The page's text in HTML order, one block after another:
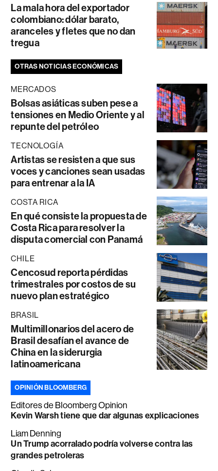
La mala hora del exportador
colombiano: dólar barato,
aranceles y fletes que no dan
tregua
OTRAS NOTICIAS ECONÓMICAS
MERCADOS
Bolsas asiáticas suben pese a
tensiones en Medio Oriente y al
repunte del petróleo
TECNOLOGÍA
Artistas se resisten a que sus
voces y canciones sean usadas
para entrenar a la IA
COSTA RICA
En qué consiste la propuesta de
Costa Rica para resolver la
disputa comercial con Panamá
CHILE
Cencosud reporta pérdidas
trimestrales por costos de su
nuevo plan estratégico
BRASIL
Multimillonarios del acero de
Brasil desafían el avance de
China en la siderurgia
latinoamericana
OPINIÓN BLOOMBERG
Editores de Bloomberg Opinion
Kevin Warsh tiene que dar algunas explicaciones
Liam Denning
Un Trump acorralado podría volverse contra las
grandes petroleras